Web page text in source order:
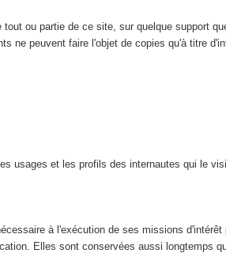
ou partie de ce site, sur quelque support
ne peuvent faire l'objet de copies qu'à titre
usages et les profils des internautes qui le
à l'exécution de ses missions d'intérêt
Elles sont conservées aussi longtemps